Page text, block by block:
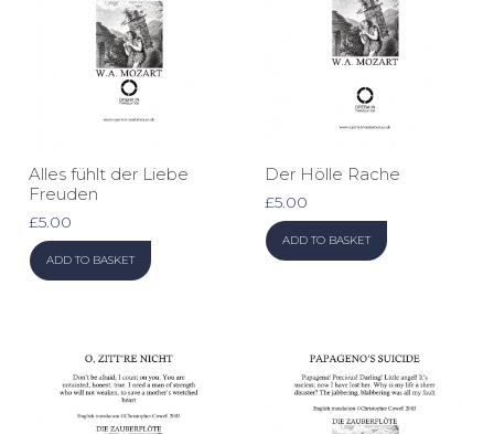
Alles fühlt der Liebe
Freuden
£5.00
ADD TO BASKET
Der Hölle Rache
£5.00
ADD TO BASKET